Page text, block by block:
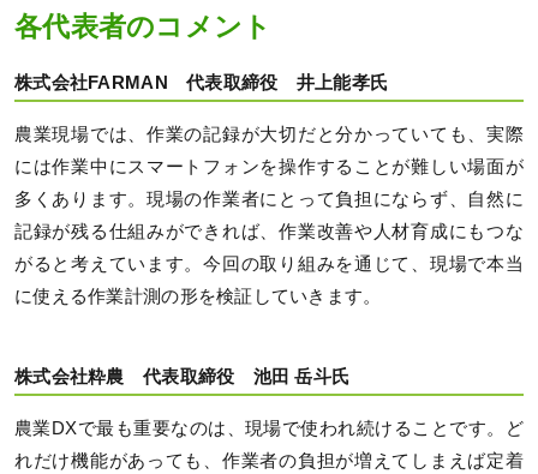
各代表者のコメント
株式会社FARMAN 代表取締役 井上能孝氏
農業現場では、作業の記録が大切だと分かっていても、実際
には作業中にスマートフォンを操作することが難しい場面が
多くあります。現場の作業者にとって負担にならず、自然に
記録が残る仕組みができれば、作業改善や人材育成にもつな
がると考えています。今回の取り組みを通じて、現場で本当
に使える作業計測の形を検証していきます。
株式会社粋農 代表取締役 池田 岳斗氏
農業DXで最も重要なのは、現場で使われ続けることです。ど
れだけ機能があっても、作業者の負担が増えてしまえば定着